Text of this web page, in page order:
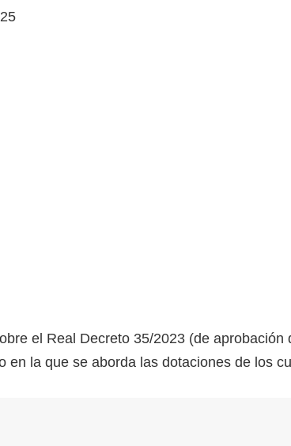
el Real Decreto 35/2023 (de aprobación
la que se aborda las dotaciones de los